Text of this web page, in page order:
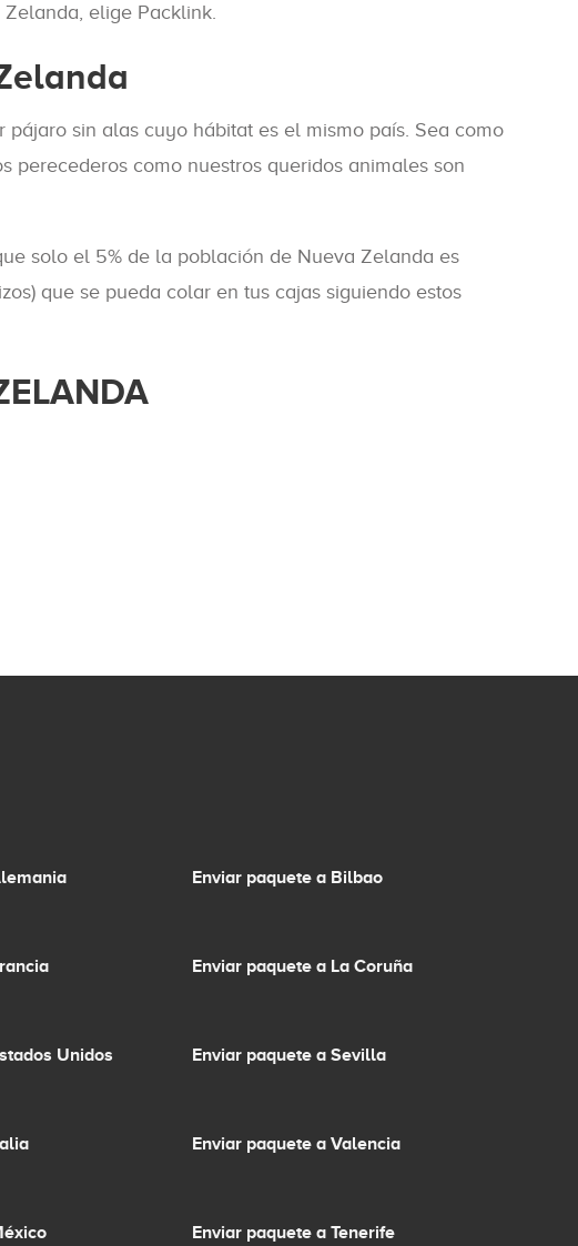
elige Packlink.
sin alas cuyo hábitat es el mismo país. Sea como
como nuestros queridos animales son
solo el 5% de la población de Nueva Zelanda es
que se pueda colar en tus cajas siguiendo estos
Unidos
Enviar paquete a Bilbao
Enviar paquete a La Coruña
Enviar paquete a Sevilla
Enviar paquete a Valencia
Enviar paquete a Tenerife